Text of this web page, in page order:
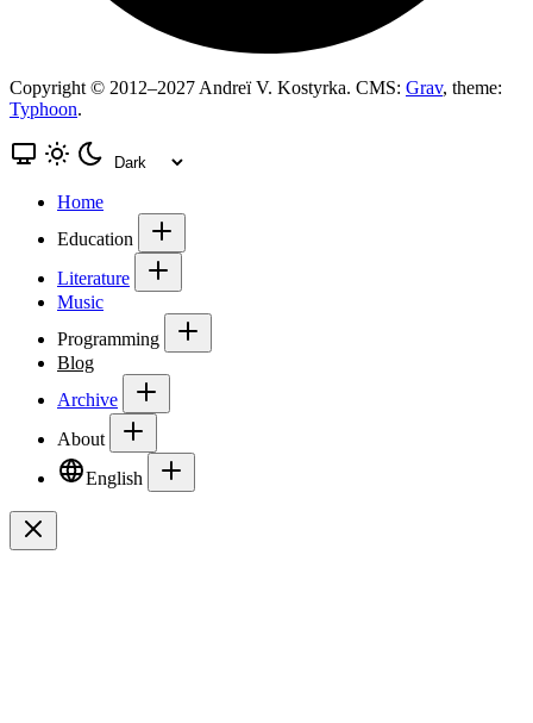
Copyright © 2012–2027 Andreï V. Kostyrka. CMS: Grav, theme:
Typhoon.
Home
Education
Literature
Music
Programming
Blog
Archive
About
English